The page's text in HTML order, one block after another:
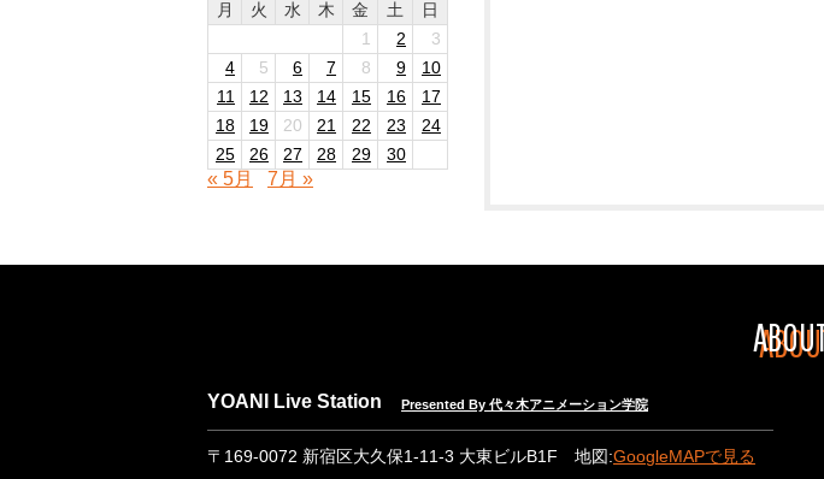
月
火 水 木 金 土
日
1
2
3
4
5 6 7 8 9
10
11
12 13 14 15 16
17
18
19 20 21 22 23
24
25
26 27 28 29 30
« 5月 7月 »
YOANI Live Station Presented By 代々木アニメーション学院
〒169-0072 新宿区大久保1-11-3 大東ビルB1F 地図:GoogleMAPで見る